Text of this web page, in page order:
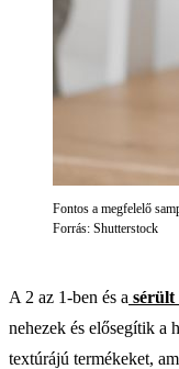
Fontos a megfelelő
Forrás: Shutterstock
A 2 az 1-ben és a sérült
nehezek és elősegítik a
textúrájú termékeket,